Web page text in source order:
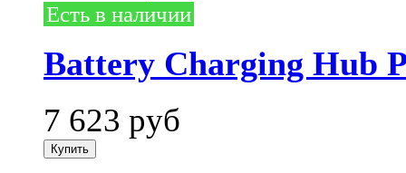
Есть в наличии
Battery Charging Hub
7 623 руб